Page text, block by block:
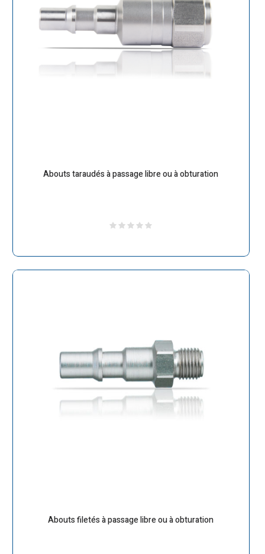
Abouts taraudés à passage libre ou à obturation
Abouts filetés à passage libre ou à obturation